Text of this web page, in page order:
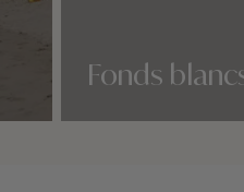
Fonds